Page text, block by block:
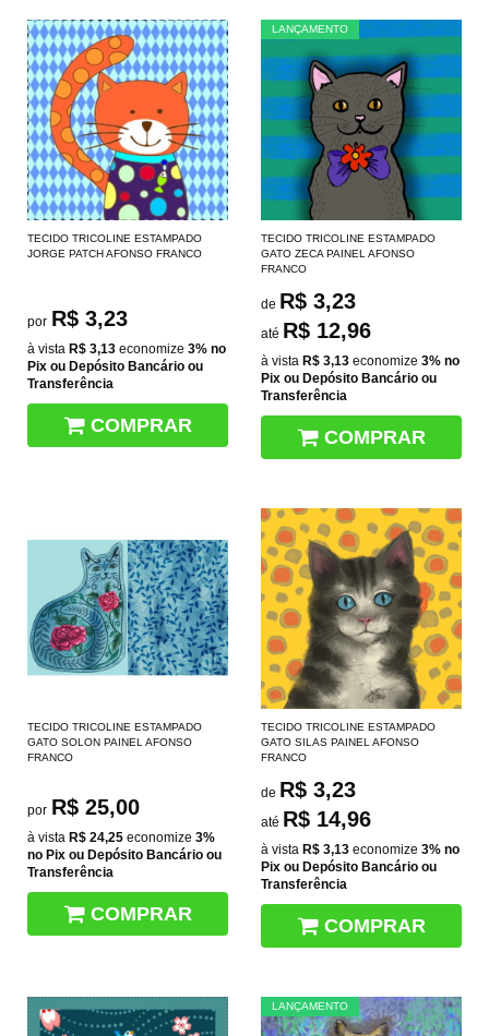
TECIDO TRICOLINE ESTAMPADO
JORGE PATCH AFONSO FRANCO
por R$ 3,23
à vista R$ 3,13 economize 3% no
Pix ou Depósito Bancário ou
Transferência
COMPRAR
LANÇAMENTO
TECIDO TRICOLINE ESTAMPADO
GATO ZECA PAINEL AFONSO
FRANCO
de R$ 3,23
até R$ 12,96
à vista R$ 3,13 economize 3% no
Pix ou Depósito Bancário ou
Transferência
COMPRAR
TECIDO TRICOLINE ESTAMPADO
GATO SOLON PAINEL AFONSO
FRANCO
por R$ 25,00
à vista R$ 24,25 economize 3%
no Pix ou Depósito Bancário ou
Transferência
COMPRAR
TECIDO TRICOLINE ESTAMPADO
GATO SILAS PAINEL AFONSO
FRANCO
de R$ 3,23
até R$ 14,96
à vista R$ 3,13 economize 3% no
Pix ou Depósito Bancário ou
Transferência
COMPRAR
LANÇAMENTO